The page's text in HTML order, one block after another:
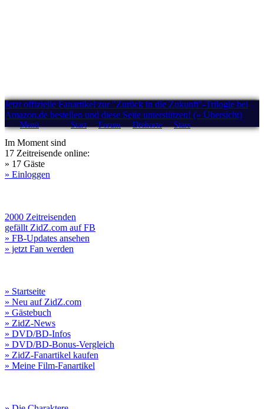
Jetzt offizielle Fanartikel zur "Zurück in die Zukunft"-Trilogie bei
Amazon.de bestellen und diese Seite unterstützen! (» Übersicht)
Menü Start Forum Drehorte Stars
Im Moment sind
17 Zeitreisende online:
» 17 Gäste
» Einloggen
2000 Zeitreisenden
gefällt ZidZ.com auf FB
» FB-Updates ansehen
» jetzt Fan werden
» Startseite
» Neu auf ZidZ.com
» Gästebuch
» ZidZ-News
» DVD/BD-Infos
» DVD/BD-Bonus-Vergleich
» ZidZ-Fanartikel kaufen
» Meine Film-Fanartikel